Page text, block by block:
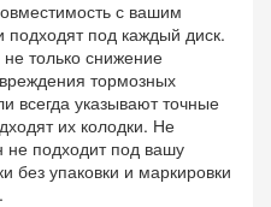
с вашим
под каждый диск.
только снижение
тормозных
всегда указывают точные
их колодки. Не
не подходит под вашу
без упаковки и маркировки